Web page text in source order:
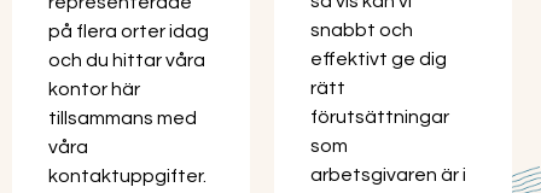
på flera orter idag
och du hittar våra
kontor här
tillsammans med
våra
kontaktuppgifter.
snabbt och
effektivt ge dig
rätt
förutsättningar
som
arbetsgivaren är i